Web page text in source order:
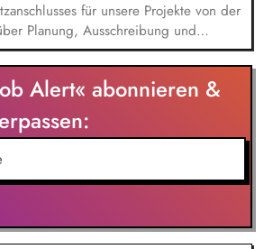
für unsere Projekte von der
Planung, Ausschreibung und
und -koordination bis zur Abnahme
Übergabe an den Investor.
mit den Netzbetreibern zum
der geltenden
und Vorschriften. Ansprechpartner:in
die elektrische Infrastruktur
Freileitungen) sowie
und Koordination mit internen
externen Stakeholdern
Alert« abonnieren &